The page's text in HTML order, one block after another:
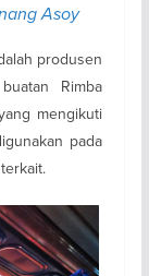
Asoy
produsen
Rimba
mengikuti
pada